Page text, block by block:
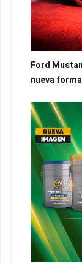
Ford
nueva